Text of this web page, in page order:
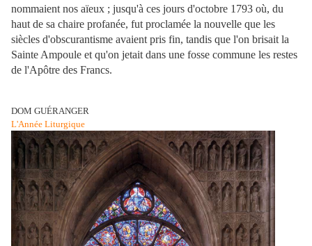
nommaient nos aïeux ; jusqu'à ces jours d'octobre 1793 où, du
haut de sa chaire profanée, fut proclamée la nouvelle que les
siècles d'obscurantisme avaient pris fin, tandis que l'on brisait la
Sainte Ampoule et qu'on jetait dans une fosse commune les restes
de l'Apôtre des Francs.
DOM GUÉRANGER
L'Année Liturgique